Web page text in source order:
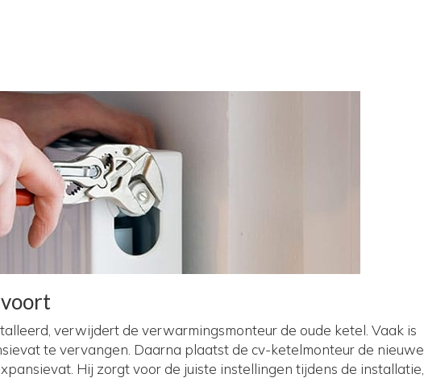
verwijdert de verwarmingsmonteur de oude ketel. Vaak is
te vervangen. Daarna plaatst de cv-ketelmonteur de nieuwe
Hij zorgt voor de juiste instellingen tijdens de installatie,